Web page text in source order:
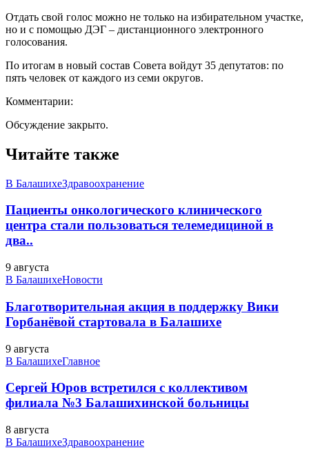
Отдать свой голос можно не только на избирательном участке,
но и с помощью ДЭГ – дистанционного электронного
голосования.
По итогам в новый состав Совета войдут 35 депутатов: по
пять человек от каждого из семи округов.
Комментарии:
Обсуждение закрыто.
Читайте также
В БалашихеЗдравоохранение
Пациенты онкологического клинического
центра стали пользоваться телемедициной в
два..
9 августа
В БалашихеНовости
Благотворительная акция в поддержку Вики
Горбанёвой стартовала в Балашихе
9 августа
В БалашихеГлавное
Сергей Юров встретился с коллективом
филиала №3 Балашихинской больницы
8 августа
В БалашихеЗдравоохранение